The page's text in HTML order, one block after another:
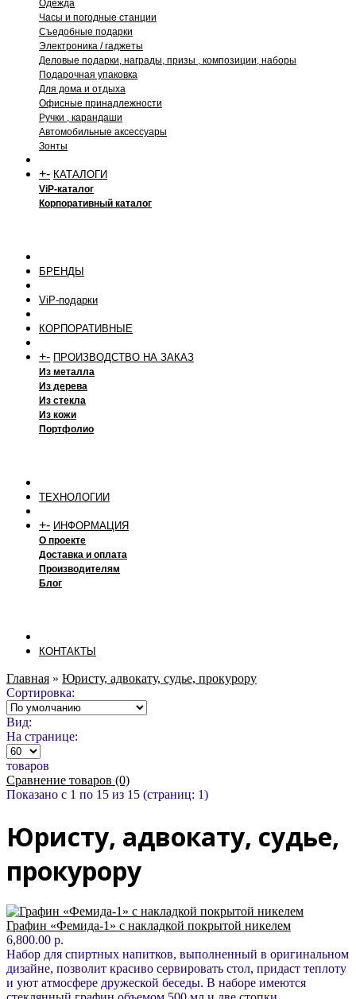
Одежда
Часы и погодные станции
Съедобные подарки
Электроника / гаджеты
Деловые подарки, награды, призы , композиции, наборы
Подарочная упаковка
Для дома и отдыха
Офисные принадлежности
Ручки , карандаши
Автомобильные аксессуары
Зонты
+- КАТАЛОГИ
ViP-каталог
Корпоративный каталог
БРЕНДЫ
ViP-подарки
КОРПОРАТИВНЫЕ
+- ПРОИЗВОДСТВО НА ЗАКАЗ
Из металла
Из дерева
Из стекла
Из кожи
Портфолио
ТЕХНОЛОГИИ
+- ИНФОРМАЦИЯ
О проекте
Доставка и оплата
Производителям
Блог
КОНТАКТЫ
Главная » Юристу, адвокату, судье, прокурору
Сортировка:
Вид:
На странице:
товаров
Сравнение товаров (0)
Показано с 1 по 15 из 15 (страниц: 1)
Юристу, адвокату, судье,
прокурору
Графин «Фемида-1» с накладкой покрытой никелем
6,800.00 р.
Набор для спиртных напитков, выполненный в оригинальном
дизайне, позволит красиво сервировать стол, придаст теплоту
и уют атмосфере дружеской беседы. В наборе имеются